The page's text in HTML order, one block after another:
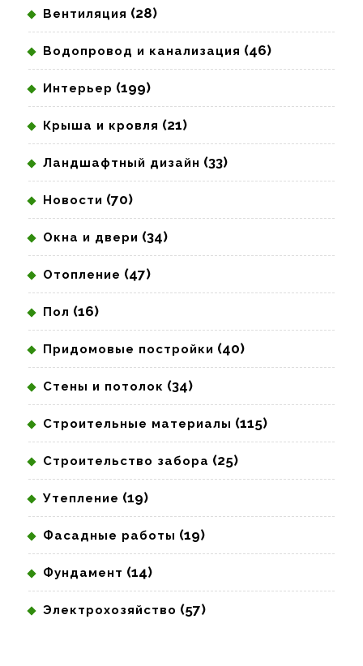
Вентиляция (28)
Водопровод и канализация (46)
Интерьер (199)
Крыша и кровля (21)
Ландшафтный дизайн (33)
Новости (70)
Окна и двери (34)
Отопление (47)
Пол (16)
Придомовые постройки (40)
Стены и потолок (34)
Строительные материалы (115)
Строительство забора (25)
Утепление (19)
Фасадные работы (19)
Фундамент (14)
Электрохозяйство (57)